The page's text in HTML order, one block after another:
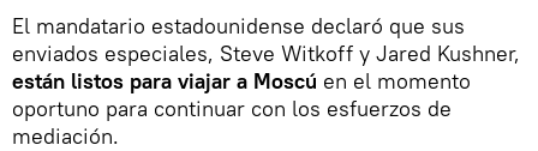
El mandatario estadounidense declaró que sus
enviados especiales, Steve Witkoff y Jared Kushner,
están listos para viajar a Moscú en el momento
oportuno para continuar con los esfuerzos de
mediación.